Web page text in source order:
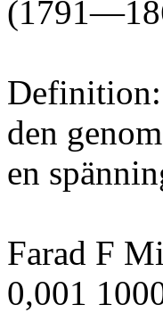
Definition:
den
en
Farad F
0,001